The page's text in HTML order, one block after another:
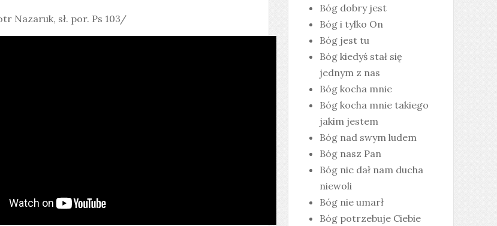
Nazaruk, sł. por. Ps 103/
Bóg dobry jest
Bóg i tylko On
Bóg jest tu
Bóg kiedyś stał się
jednym z nas
Bóg kocha mnie
Bóg kocha mnie takiego
jakim jestem
Bóg nad swym ludem
Bóg nasz Pan
Bóg nie dał nam ducha
niewoli
Bóg nie umarł
Bóg potrzebuje Ciebie